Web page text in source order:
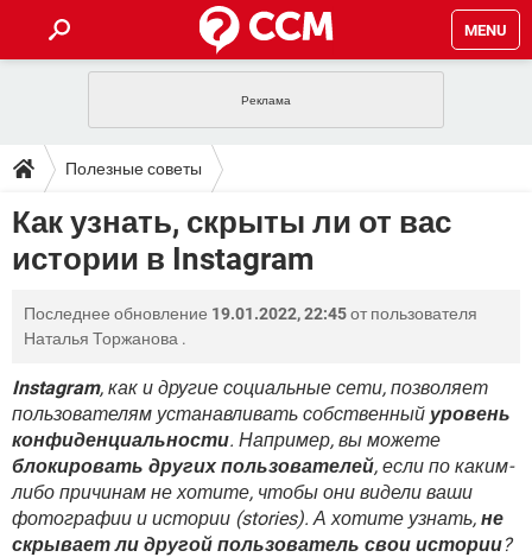
MENU
INSTAGRAM
ИГРЫ WINDOWS 10
ВКОНТАКТЕ ВИДЕО
ПОЛЕЗНЫЕ СОВЕТЫ
TIKTOK
WHATSAPP INSTAGRAM
FACEBOOK
WINDOWS 10 ВКОНТАКТЕ
YANDEX
ЗАГРУЗКИ
TIKTOK TELEGRAM
FACEBOOK
WINDOWS 10
ВИДЕО GOOGLE
YANDEX
ФОРУМ
TIKTOK TELEGRAM
FACEBOOK ИГРЫ
WINDOWS 10 ВКОНТАКТЕ
ВИДЕО
YANDEX
ЭНЦИКЛОПЕДИЯ
TIKTOK
WHATSAPP INSTAGRAM
FACEBOOK ИГРЫ
WINDOWS 10 ВКОНТАКТЕ
ВИДЕО GOOGLE
Полезные советы
Как узнать, скрыты ли от вас
истории в Instagram
Последнее обновление 19.01.2022, 22:45от пользователя
Наталья Торжанова .
Instagram, как и другие социальные сети, позволяет
пользователям устанавливать собственный уровень
конфиденциальности. Например, вы можете
блокировать других пользователей, если по каким-
либо причинам не хотите, чтобы они видели ваши
фотографии и истории (stories). А хотите узнать, не
скрывает ли другой пользователь свои истории?